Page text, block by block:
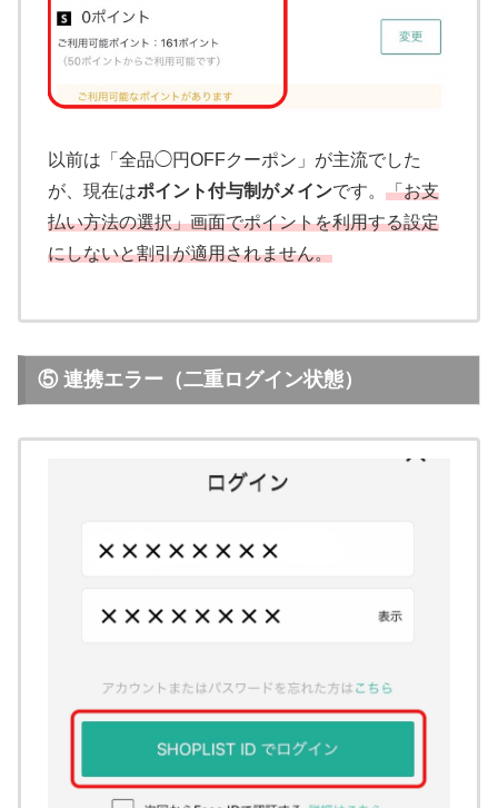
以前は「全品◯円OFFクーポン」が主流でした
が、現在はポイント付与制がメインです。 「お支
払い方法の選択」画面でポイントを利用する設定
にしないと割引が適用されません。
⑤ 連携エラー（二重ログイン状態）